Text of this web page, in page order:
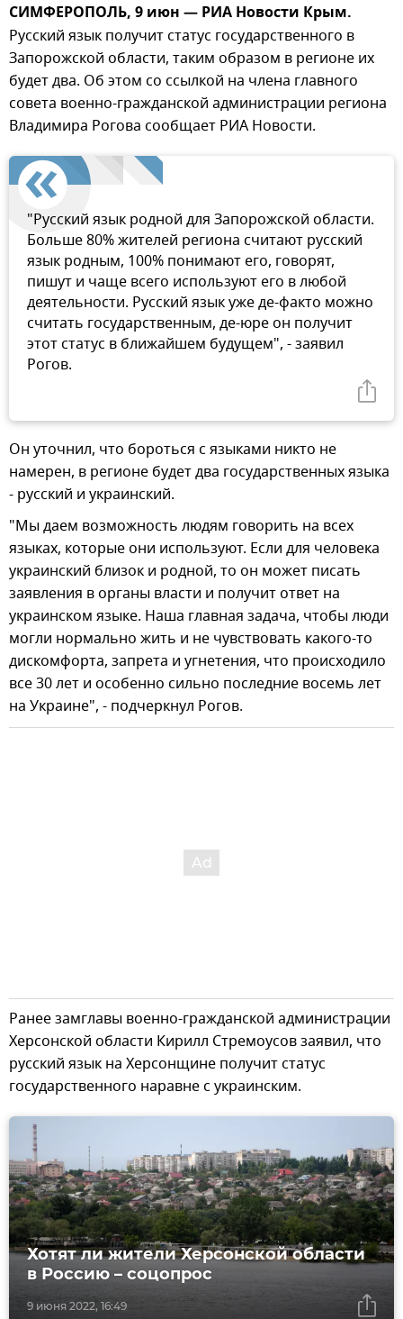
СИМФЕРОПОЛЬ, 9 июн — РИА Новости Крым.
Русский язык получит статус государственного в
Запорожской области, таким образом в регионе их
будет два. Об этом со ссылкой на члена главного
совета военно-гражданской администрации региона
Владимира Рогова сообщает РИА Новости.
"Русский язык родной для Запорожской области.
Больше 80% жителей региона считают русский
язык родным, 100% понимают его, говорят,
пишут и чаще всего используют его в любой
деятельности. Русский язык уже де-факто можно
считать государственным, де-юре он получит
этот статус в ближайшем будущем", - заявил
Рогов.
Он уточнил, что бороться с языками никто не
намерен, в регионе будет два государственных языка
- русский и украинский.
"Мы даем возможность людям говорить на всех
языках, которые они используют. Если для человека
украинский близок и родной, то он может писать
заявления в органы власти и получит ответ на
украинском языке. Наша главная задача, чтобы люди
могли нормально жить и не чувствовать какого-то
дискомфорта, запрета и угнетения, что происходило
все 30 лет и особенно сильно последние восемь лет
на Украине", - подчеркнул Рогов.
Ранее замглавы военно-гражданской администрации
Херсонской области Кирилл Стремоусов заявил, что
русский язык на Херсонщине получит статус
государственного наравне с украинским.
9 июня 2022, 16:49
Хотят ли жители Херсонской области
в Россию – соцопрос